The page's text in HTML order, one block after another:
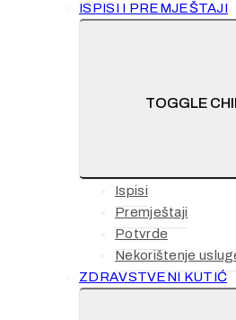
ISPISI I PREMJEŠTAJI
TOGGLE
Ispisi
Premještaji
Potvrde
Nekorištenje
ZDRAVSTVENI KUTIĆ